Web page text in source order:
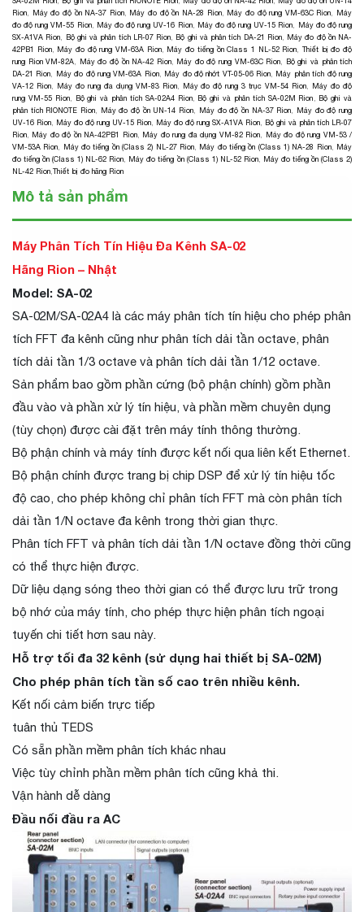
Rion, Máy đo độ ồn NA-37 Rion, Máy đo độ ồn NA-28 Rion, Máy đo độ rung VM-63C Rion, Máy
đo độ rung VM-55 Rion, Máy đo độ rung UV-16 Rion, Máy đo độ rung UV-15 Rion, Máy đo độ rung
SX-A1VA Rion, Bộ ghi và phân tích LR-07 Rion, Bộ ghi và phân tích DA-21 Rion, Máy đo độ ồn NA-
42PB1 Rion, Máy đo độ rung VM-63A Rion, Máy đo tiếng ồn Class 1 NL-52 Rion, Thiết bị đo độ
rung Rion VM-82A, Máy đo độ ồn NA-42 Rion, Máy đo độ rung VM-63C Rion, Bộ ghi và phân tích
DA-21 Rion, Máy đo độ rung VM-63A Rion, Máy đo độ nhớt VT-05-06 Rion, Máy phân tích độ rung
VA-12 Rion, Máy đo rung đa dụng VM-83 Rion, Máy đo độ rung 3 trục VM-54 Rion, Máy đo độ
rung VM-55 Rion, Bộ ghi và phân tích SA-02A4 Rion, Bộ ghi và phân tích SA-02M Rion, Bộ ghi và
phân tích RIONOTE Rion, Máy đo độ ồn UN-14 Rion, Máy đo độ ồn NA-37 Rion, Máy đo độ rung
UV-16 Rion, Máy đo độ rung UV-15 Rion, Máy đo độ rung SX-A1VA Rion, Bộ ghi và phân tích LR-07
Rion, Máy đo độ ồn NA-42PB1 Rion, Máy đo rung đa dụng VM-82 Rion, Máy đo độ rung VM-53 /
VM-53A Rion, Máy đo tiếng ồn (Class 2) NL-27 Rion, Máy đo tiếng ồn (Class 1) NA-28 Rion, Máy
đo tiếng ồn (Class 1) NL-62 Rion, Máy đo tiếng ồn (Class 1) NL-52 Rion, Máy đo tiếng ồn (Class 2)
NL-42 Rion,Thiết bị đo hãng Rion
Mô tả sản phẩm
Máy Phân Tích Tín Hiệu Đa Kênh SA-02
Hãng Rion – Nhật
Model: SA-02
SA-02M/SA-02A4 là các máy phân tích tín hiệu cho phép phân
tích FFT đa kênh cũng như phân tích dải tần octave, phân
tích dải tần 1/3 octave và phân tích dải tần 1/12 octave.
Sản phẩm bao gồm phần cứng (bộ phận chính) gồm phần
đầu vào và phần xử lý tín hiệu, và phần mềm chuyên dụng
(tùy chọn) được cài đặt trên máy tính thông thường.
Bộ phận chính và máy tính được kết nối qua liên kết Ethernet.
Bộ phận chính được trang bị chip DSP để xử lý tín hiệu tốc
độ cao, cho phép không chỉ phân tích FFT mà còn phân tích
dải tần 1/N octave đa kênh trong thời gian thực.
Phân tích FFT và phân tích dải tần 1/N octave đồng thời cũng
có thể thực hiện được.
Dữ liệu dạng sóng theo thời gian có thể được lưu trữ trong
bộ nhớ của máy tính, cho phép thực hiện phân tích ngoại
tuyến chi tiết hơn sau này.
Hỗ trợ tối đa 32 kênh (sử dụng hai thiết bị SA-02M)
Cho phép phân tích tần số cao trên nhiều kênh.
Kết nối cảm biến trực tiếp
tuân thủ TEDS
Có sẵn phần mềm phân tích khác nhau
Việc tùy chỉnh phần mềm phân tích cũng khả thi.
Vận hành dễ dàng
Đầu nối đầu ra AC